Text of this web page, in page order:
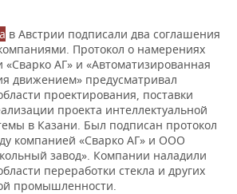
в Австрии подписали два соглашения
Протокол о намерениях
АГ» и «Автоматизированная
движением» предусматривал
проектирования, поставки
проекта интеллектуальной
в Казани. Был подписан протокол
компанией «Сварко АГ» и ООО
завод». Компании наладили
переработки стекла и других
промышленности.